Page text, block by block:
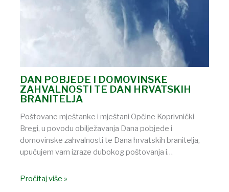
DAN POBJEDE I DOMOVINSKE
ZAHVALNOSTI TE DAN HRVATSKIH
BRANITELJA
Poštovane mještanke i mještani Općine Koprivnički
Bregi, u povodu obilježavanja Dana pobjede i
domovinske zahvalnosti te Dana hrvatskih branitelja,
upućujem vam izraze dubokog poštovanja i…
Pročitaj više »